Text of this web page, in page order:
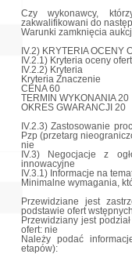
Czy wykonawcy,
zakwalifikowani do
Warunki zamknięcia
IV.2) KRYTERIA OCENY
IV.2.1) Kryteria oceny
IV.2.2) Kryteria
Kryteria Znaczenie
CENA 60
TERMIN WYKONANIA 20
OKRES GWARANCJI 20
IV.2.3) Zastosowanie
Pzp (przetarg
nie
IV.3) Negocjacje z
innowacyjne
IV.3.1) Informacje na
Minimalne wymagania,
Przewidziane jest
podstawie ofert
Przewidziany jest
ofert: nie
Należy podać
etapów):